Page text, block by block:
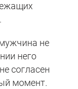
не
него
согласен
момент.